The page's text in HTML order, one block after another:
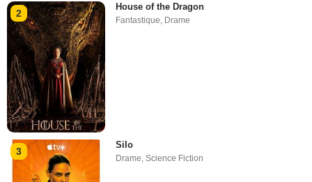
2
House of the Dragon
Fantastique Drame
3
Silo
Drame,Science Fiction